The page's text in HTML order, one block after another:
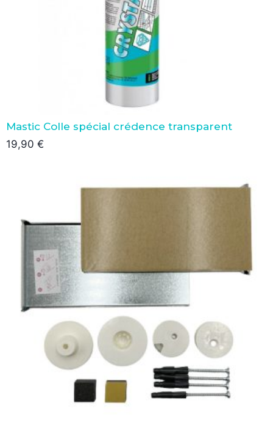
Mastic Colle spécial crédence transparent
19,90 €